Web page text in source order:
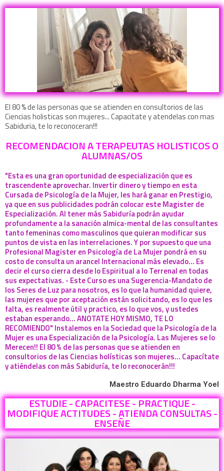
El 80 % de las personas que se atienden en consultorios de las
Ciencias holisticas son mujeres... Capacitate y atendelas con mas
Sabiduria, te lo reconoceran!!!
RECOMENDACION A TERAPEUTAS HOLISTICOS O
ALUMNAS/OS
"Esta es una gran oportunidad de especialización que es
trascendente aprovechar. Invertir dinero y tiempo en esta
Cursada de Psicología de la Mujer, les hará ganar en Prestigio,
ya que en sus publicidades podrán colocar este Magister de
Especialización. Al tener más Sabiduría podrán ayudar
profundamente a la sanación almica-mental de las consultantes
tanto femeninas como masculinos que quieran modificar sus
puntos de vista en las interrelaciones. Y por supuesto que una
Profesional Magister en Psicología de La Mujer pondrá en su
costo de consulta un arancel Internacional más elevado... Es
decir el curso cierra desde lo Espiritual a lo Terrenal en todas
sus expectativas. - Este Curso es una Sugerencia-Mandato de
los Seres de Luz para nosotros, es lo que la humanidad quiere,
las mujeres que por aceptación están solicitando, es lo que les
falta, es realmente útil y practico, es lo que vos, y ustedes
estaban esperando... ANOTATE HOY MISMO, TE LO
RECOMIENDO" Instalemos en la Sociedad que la Psicología de la
Mujer es una Especialización de la Psicología. Las Mujeres se lo
Merecen!! El 80 % de las personas que se atienden en
consultorios de las Ciencias holísticas son mujeres... Capacítate
y atiéndelas con más Sabiduría, te lo reconocerán!!!
Maestro Eduardo Dharma Yoel
ESTUDIE - CAPACITESE - PRACTIQUE -
MODIFIQUE ACTITUDES - ATIENDA CONSULTAS -
ENSEÑE